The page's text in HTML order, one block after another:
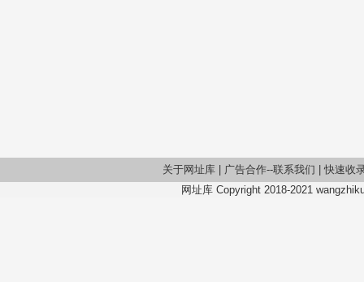
关于网址库 广告合作--联系我们
快速收
网址库 Copyright 2018-2021